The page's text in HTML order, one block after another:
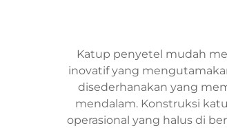
Katup penyetel mudah
inovatif yang
disederhanakan yang
mendalam. Konstruksi
operasional yang halus di